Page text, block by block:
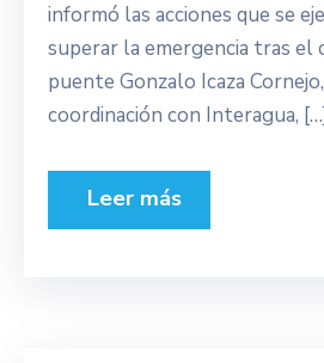
informó las acciones que se
superar la emergencia tras el
puente Gonzalo Icaza
coordinación con Interagua,
Leer más